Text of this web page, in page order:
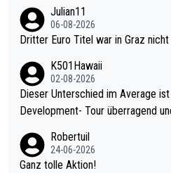
Julian11
06-08-2026
Dritter Euro Titel war in Graz
K501Hawaii
02-08-2026
Dieser Unterschied im Average ist echt
Development- Tour überragend
mal 40+ erst recht. Da gewinnst keinen Blumentopf - ist ja noc
h krasser wie ein Pokalspiel eines Kreisligisten vs einem Bund
Robertuil
24-06-2026
Ganz tolle Aktion!